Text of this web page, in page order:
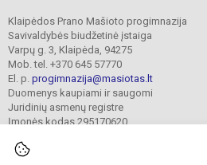
Klaipėdos Prano Mašioto progimnazija
Savivaldybės biudžetinė įstaiga
Varpų g. 3, Klaipėda, 94275
Mob. tel. +370 645 57770
El. p. progimnazija@masiotas.lt
Duomenys kaupiami ir saugomi
Juridinių asmenų registre
Įmonės kodas 295170620